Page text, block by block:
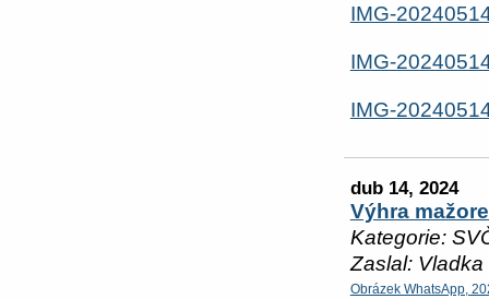
IMG-
IMG-
IMG-
dub 14, 2024
Výhra
Kategorie:
Zaslal: Vladka
Obrázek WhatsApp,